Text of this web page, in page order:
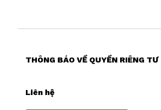
THÔNG BÁO VỀ QUYỀN RIÊNG TƯ
Liên hệ